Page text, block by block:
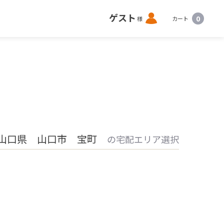
ゲスト 様 ロ
グ
カート 0
口県 山口市 宝町 の宅配エリア選択